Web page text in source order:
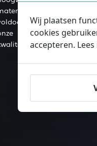
die
aan
Wij plaatsen
cookies
accepteren.